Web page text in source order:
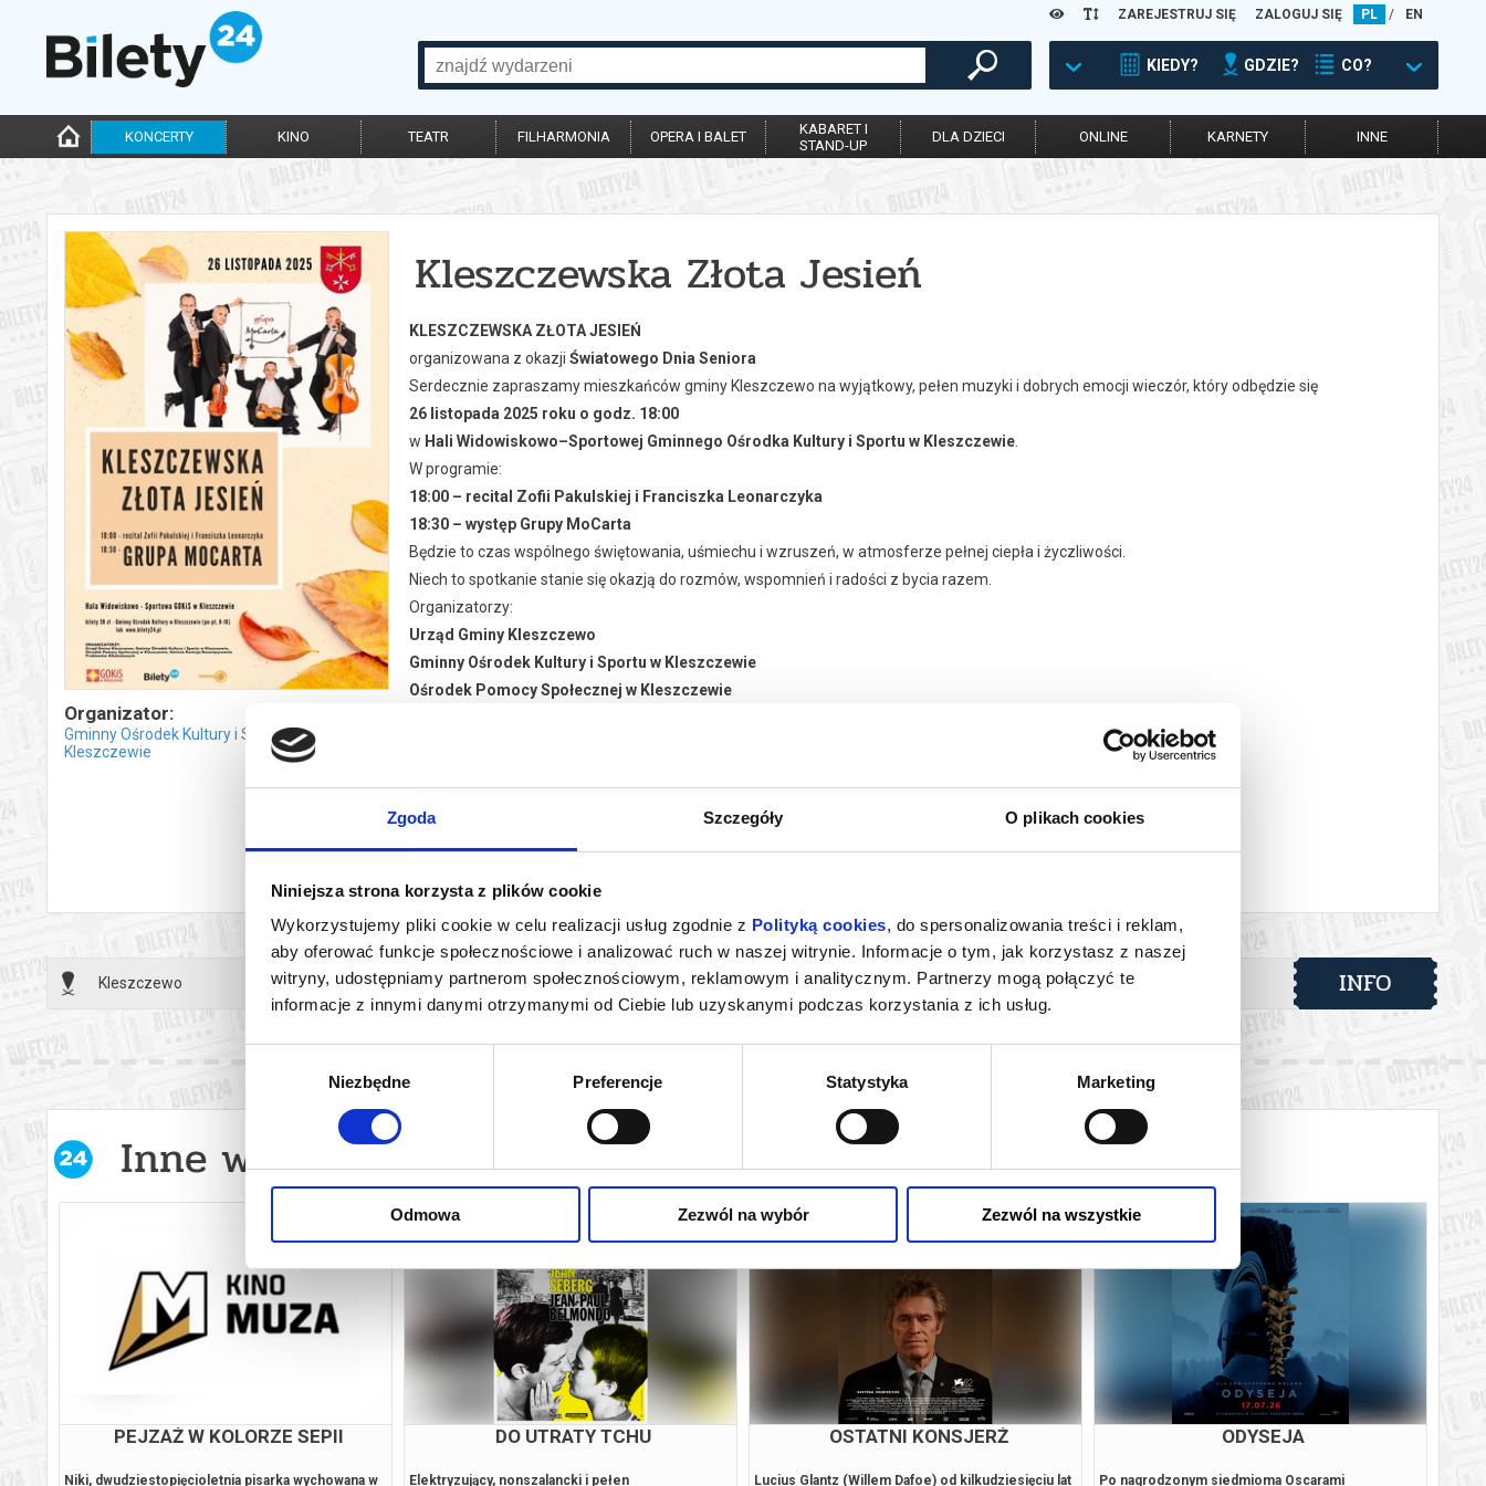
Zgoda Szczegóły O plikach cookies
Niniejsza strona korzysta z plików cookie
Wykorzystujemy pliki cookie w celu realizacji usług zgodnie z Polityką cookies, do spersonalizowania treści i reklam,
aby oferować funkcje społecznościowe i analizować ruch w naszej witrynie. Informacje o tym, jak korzystasz z naszej
witryny, udostępniamy partnerom społecznościowym, reklamowym i analitycznym. Partnerzy mogą połączyć te
informacje z innymi danymi otrzymanymi od Ciebie lub uzyskanymi podczas korzystania z ich usług.
Niezbędne Preferencje Statystyka Marketing
Odmowa Zezwól na wybór Zezwól na wszystkie
ZAREJESTRUJ SIĘ ZALOGUJ SIĘ PL / EN
KIEDY? GDZIE? CO?
KONCERTY KINO TEATR FILHARMONIA OPERA I BALET
KABARET I
STAND-UP
DLA DZIECI ONLINE KARNETY INNE
Organizator:
Gminny Ośrodek Kultury i Sportu w
Kleszczewie
Kleszczewska Złota Jesień
KLESZCZEWSKA ZŁOTA JESIEŃ
organizowana z okazji Światowego Dnia Seniora
Serdecznie zapraszamy mieszkańców gminy Kleszczewo na wyjątkowy, pełen muzyki i dobrych emocji wieczór, który odbędzie się
26 listopada 2025 roku o godz. 18:00
w Hali Widowiskowo–Sportowej Gminnego Ośrodka Kultury i Sportu w Kleszczewie
W programie:
18:00 – recital Zofii Pakulskiej i Franciszka Leonarczyka
18:30 – występ Grupy MoCarta
Będzie to czas wspólnego świętowania, uśmiechu i wzruszeń, w atmosferze pełnej ciepła i życzliwości.
Niech to spotkanie stanie się okazją do rozmów, wspomnień i radości z bycia razem.
Organizatorzy:
Urząd Gminy Kleszczewo
Gminny Ośrodek Kultury i Sportu w Kleszczewie
Ośrodek Pomocy Społecznej w Kleszczewie
Z serca zapraszamy – niech Kleszczewska Złota Jesień rozświetli ten wieczór muzyką, uśmiechem i wspólną radością!
*******
Bezpieczne zakupy w Bilety24. W przypadku odwołania wydarzenia, gwarantujemy automatyczny zwrot środków potwierdzony komunikatem
Kleszczewo 26.11.2025 , g. 18:00(środa)
Gminny Ośrodek Kultury i Sportu w
Kleszczewie
INFO
Inne wydarzenia w pobliżu
lat
ODYSEJA
Po nagrodzonym siedmioma Oscarami
ODYSEJA
To opowieść autorstwa Homera uznawana za jedno
GORZKIE ŚWIĘTA
Po śmierci matki Elsa, pracująca jako reżyserka
HISTORIE RÓWNOLEGŁE - POKAZ
"Historie równoległe" (Histoires parallèles) Reż.